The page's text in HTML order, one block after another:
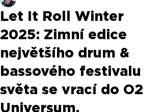
Let It Roll Winter
2025: Zimní edice
největšího drum &
bassového festivalu
světa se vrací do O2
Universum.